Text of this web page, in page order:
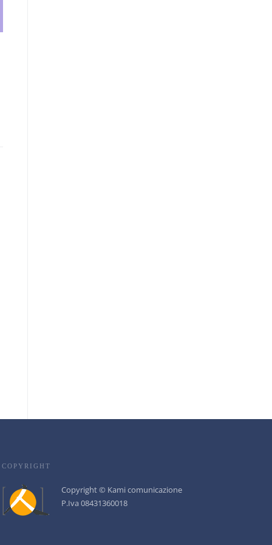
COPYRIGHT
Copyright © Kami comunicazione
P.Iva 08431360018